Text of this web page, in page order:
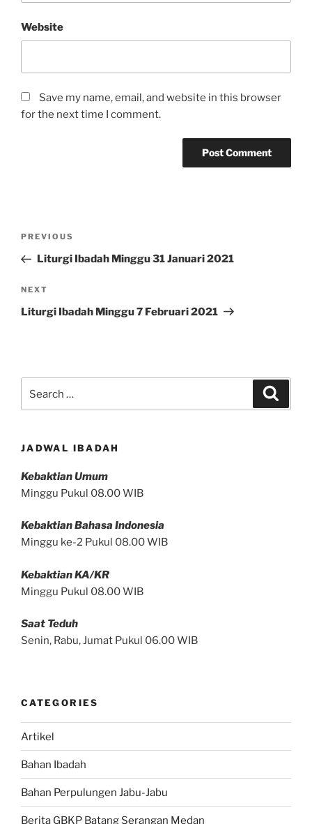
Website
Save my name, email, and website in this browser
for the next time I comment.
Previous
Post
PREVIOUS
Liturgi Ibadah Minggu 31 Januari 2021
Next
Post
NEXT
Liturgi Ibadah Minggu 7 Februari 2021
JADWAL IBADAH
Kebaktian Umum
Minggu Pukul 08.00 WIB
Kebaktian Bahasa Indonesia
Minggu ke-2 Pukul 08.00 WIB
Kebaktian KA/KR
Minggu Pukul 08.00 WIB
Saat Teduh
Senin, Rabu, Jumat Pukul 06.00 WIB
CATEGORIES
Artikel
Bahan Ibadah
Bahan Perpulungen Jabu-Jabu
Berita GBKP Batang Serangan Medan